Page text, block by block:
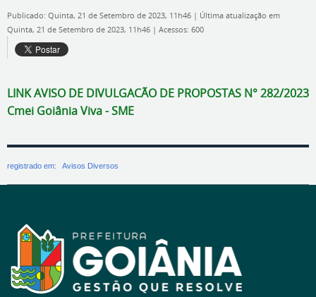
Publicado: Quinta, 21 de Setembro de 2023, 11h46 | Última atualização em
Quinta, 21 de Setembro de 2023, 11h46 | Acessos: 600
LINK AVISO DE DIVULGACÃO DE PROPOSTAS N° 282/2023
Cmei Goiânia Viva - SME
registrado em: Avisos Diversos